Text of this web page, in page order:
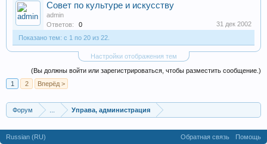
Совет по культуре и искусству
admin
Ответов:
0
31 дек 2002
Показано тем: с 1 по 20 из 22.
Настройки отображения тем
(Вы должны войти или зарегистрироваться, чтобы разместить сообщение.)
1
2 Вперёд >
Форум Управа, администрация
Russian (RU) Обратная связь Помощь